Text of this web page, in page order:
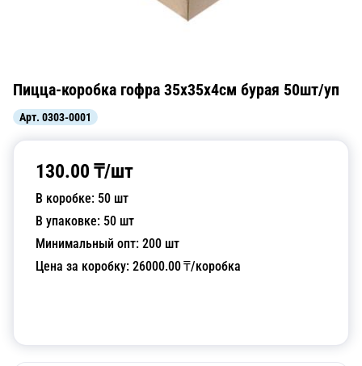
Пицца-коробка гофра 35х35х4см бурая 50шт/уп
Арт. 0303-0001
130.00 ₸/шт
В коробке: 50 шт
В упаковке: 50 шт
Минимальный опт: 200 шт
Цена за коробку: 26000.00₸/коробка